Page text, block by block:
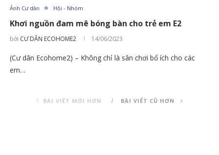
Ảnh Cư dân Hội - Nhóm
Khơi nguồn đam mê bóng bàn cho trẻ em E2
bởi CƯ DÂN ECOHOME2 14/06/2023
(Cư dân Ecohome2) – Không chỉ là sân chơi bổ ích cho các
em…
BÀI VIẾT MỚI HƠN BÀI VIẾT CŨ HƠN